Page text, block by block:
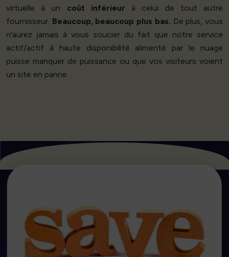
virtuelle à un coût inférieur à celui de tout autre
fournisseur. Beaucoup, beaucoup plus bas. De plus, vous
n'aurez jamais à vous soucier du fait que notre service
actif/actif à haute disponibilité alimenté par le nuage
puisse manquer de puissance ou que vos visiteurs voient
un site en panne.
Par rapport à tout devis comparable de protection
contre les surtensions, vous pouvez être sûr que nos
tarifs sont les meilleurs du marché.